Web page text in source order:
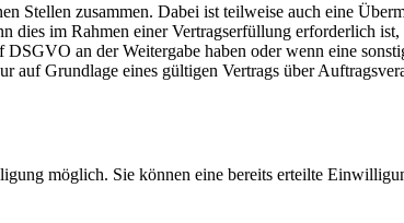
Stellen zusammen. Dabei ist teilweise auch eine
dies im Rahmen einer Vertragserfüllung erforderlich
an der Weitergabe haben oder wenn eine
auf Grundlage eines gültigen Vertrags über
möglich. Sie können eine bereits erteilte